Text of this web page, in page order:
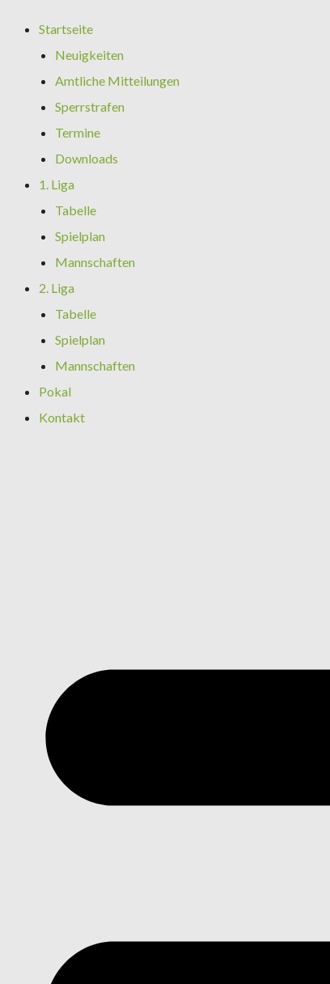
Startseite
Neuigkeiten
Amtliche Mitteilungen
Sperrstrafen
Termine
Downloads
1. Liga
Tabelle
Spielplan
Mannschaften
2. Liga
Tabelle
Spielplan
Mannschaften
Pokal
Kontakt